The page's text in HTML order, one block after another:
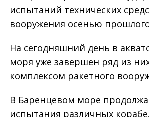
испытаний технических
вооружения осенью
На сегодняшний день в
моря уже завершен ряд из
комплексом ракетного
В Баренцевом море
испытания различных